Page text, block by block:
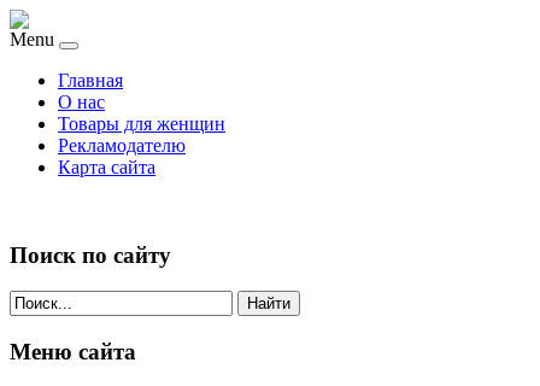
Menu
Главная
О нас
Товары для женщин
Рекламодателю
Карта сайта
Поиск по сайту
Найти
Меню сайта